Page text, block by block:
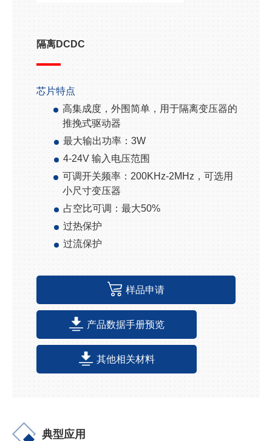
隔离DCDC
芯片特点
高集成度，外围简单，用于隔离变压器的
推挽式驱动器
最大输出功率： 3W
4-24V 输入电压范围
可调开关频率 ： 200KHz-2MHz ，可选用
小尺寸变压器
占空比可调：最大50%
过热保护
过流保护
样品申请
产品数据手册预览
其他相关材料
典型应用